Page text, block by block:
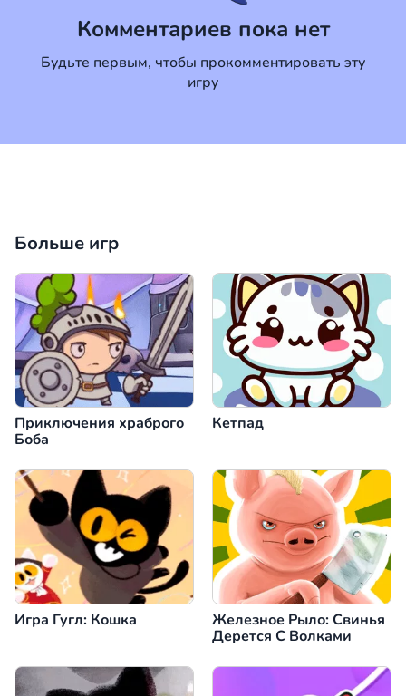
Комментариев пока нет
Будьте первым, чтобы прокомментировать эту
игру
Коментировать
Больше игр
Приключения храброго
Боба
Кетпад
Игра Гугл: Кошка
Железное Рыло: Свинья
Дерется С Волками